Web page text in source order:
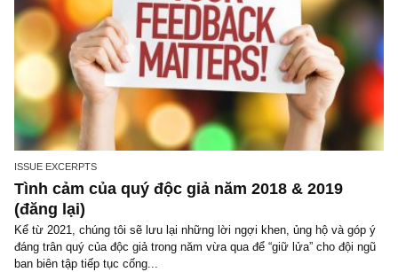
ISSUE EXCERPTS